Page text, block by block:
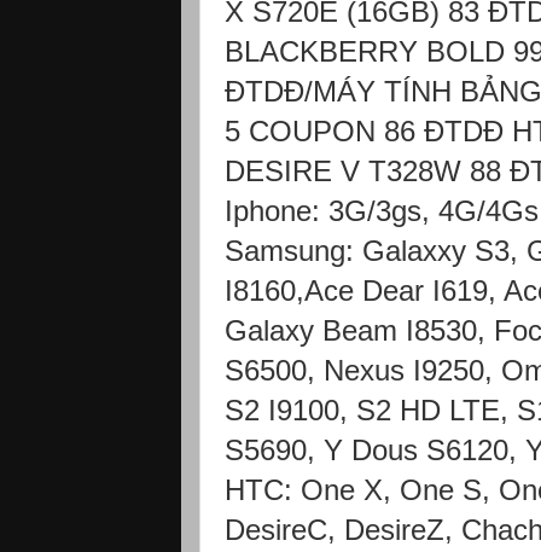
X S720E (16GB) 83
BLACKBERRY BOLD
ĐTDĐ/MÁY TÍNH
5 COUPON 86 ĐTDĐ
DESIRE V T328W 88
Iphone: 3G/3gs, 4G/
Samsung: Galaxxy S3,
I8160,Ace Dear I619,
Galaxy Beam I8530,
S6500, Nexus I9250,
S2 I9100, S2 HD LTE,
S5690, Y Dous S6120,
HTC: One X, One S,
DesireC, DesireZ,